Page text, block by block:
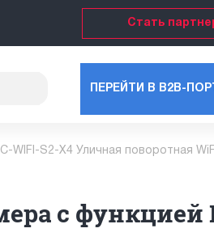
Стать
ПЕРЕЙТИ В B2B-
WIFI-S2-X4 Уличная поворотная
с функцией